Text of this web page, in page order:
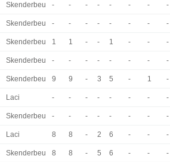
Skenderbeu - - - - - - - -
Skenderbeu - - - - - - - -
Skenderbeu 1 1 - - 1 - - -
Skenderbeu - - - - - - - -
Skenderbeu 9 9 - 3 5 - 1 -
Laci - - - - - - - -
Skenderbeu - - - - - - - -
Laci 8 8 - 2 6 - - -
Skenderbeu 8 8 - 5 6 - - -